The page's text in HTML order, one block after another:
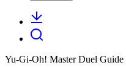
Yu-Gi-Oh! Master Duel Guide